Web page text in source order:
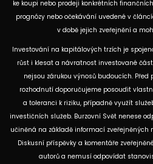
ke koupi nebo prodeji konkrétních
prognózy nebo očekávání uvedené v
v době jejich zveřejnění a
Investování na kapitálových trzích je
růst i klesat a návratnost investované
nejsou zárukou výnosů budoucích.
rozhodnutí doporučujeme posoudit
a toleranci k riziku, případně využít
investičních služeb. Burzovní Svět nenese
učiněná na základě informací
Diskusní příspěvky a komentáře
autorů a nemusí odpovídat